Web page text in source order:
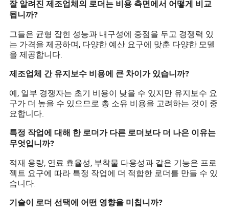
잘 알려진 제조업체의 로더는 비용 측면에서 어떻게 비교
됩니까?
그들은 균형 잡힌 성능과 내구성에 중점을 두고 경쟁력 있
는 가격을 제공하며, 다양한 예산 요구에 맞춘 다양한 모델
을 제공합니다.
제조업체 간 유지보수 비용에 큰 차이가 있습니까?
예, 일부 경쟁자는 초기 비용이 낮을 수 있지만 유지보수 요
구가 더 높을 수 있으므로 총 소유 비용을 고려하는 것이 중
요합니다.
특정 작업에 대해 한 로더가 다른 로더보다 더 나은 이유는
무엇입니까?
적재 용량, 연료 효율성, 부착물 다용성과 같은 기능은 프로
젝트 요구에 따라 특정 작업에 더 적합한 로더를 만들 수 있
습니다.
기술이 로더 선택에 어떤 영향을 미칩니까?